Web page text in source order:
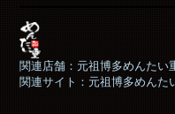
関連店舗：元祖博多めんたい
関連サイト：元祖博多めんた